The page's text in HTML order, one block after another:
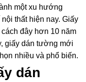
một xu hướng
thất hiện nay. Giấy
đây hơn 10 năm
giấy dán tường mới
nhiều và phổ biến.
dán